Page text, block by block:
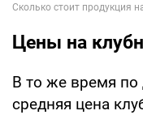
Цены на
В то же время
средняя цена